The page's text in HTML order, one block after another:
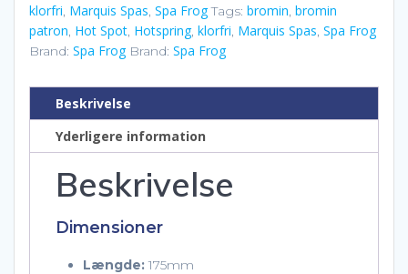
klorfri, Marquis Spas, Spa Frog Tags: bromin, bromin
patron, Hot Spot, Hotspring, klorfri, Marquis Spas, Spa Frog
Brand: Spa Frog Brand: Spa Frog
Beskrivelse
Yderligere information
Beskrivelse
Dimensioner
Længde:175mm